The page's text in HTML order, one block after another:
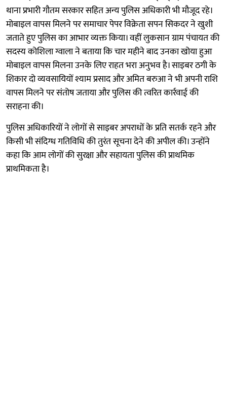
थाना प्रभारी गौतम सरकार सहित अन्य पुलिस अधिकारी भी मौजूद रहे।
मोबाइल वापस मिलने पर समाचार पेपर विक्रेता सपन सिकदर ने खुशी
जताते हुए पुलिस का आभार व्यक्त किया। वहीं लुकसान ग्राम पंचायत की
सदस्य कोशिला ग्वाला ने बताया कि चार महीने बाद उनका खोया हुआ
मोबाइल वापस मिलना उनके लिए राहत भरा अनुभव है। साइबर ठगी के
शिकार दो व्यवसायियों श्याम प्रसाद और अमित बरुआ ने भी अपनी राशि
वापस मिलने पर संतोष जताया और पुलिस की त्वरित कार्रवाई की
सराहना की।
पुलिस अधिकारियों ने लोगों से साइबर अपराधों के प्रति सतर्क रहने और
किसी भी संदिग्ध गतिविधि की तुरंत सूचना देने की अपील की। उन्होंने
कहा कि आम लोगों की सुरक्षा और सहायता पुलिस की प्राथमिक
प्राथमिकता है।